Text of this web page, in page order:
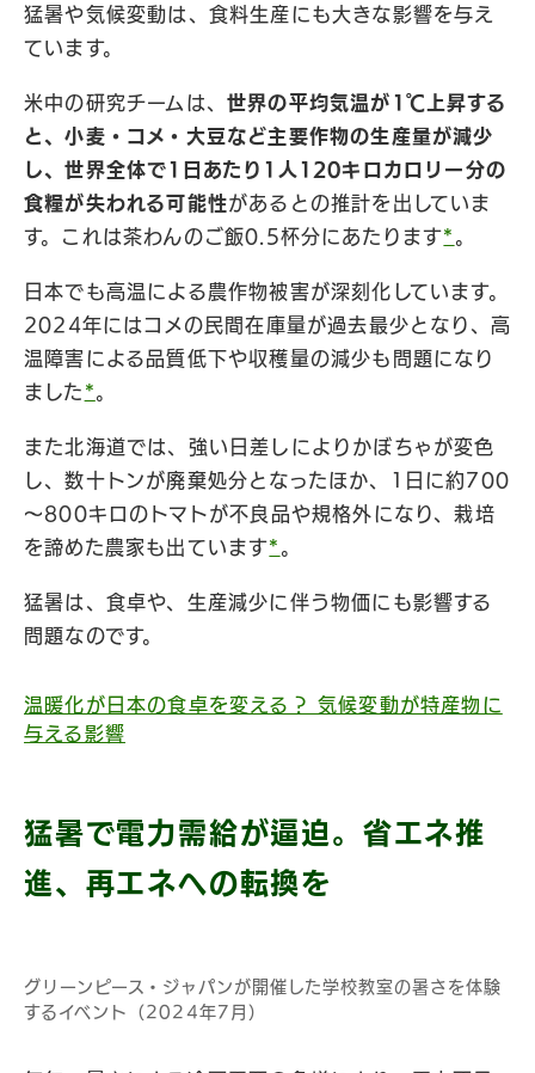
猛暑や気候変動は、食料生産にも大きな影響を与え
ています。
米中の研究チームは、 世界の平均気温が1℃上昇する
と、小麦・コメ・大豆など主要作物の生産量が減少
し、世界全体で1日あたり1人120キロカロリー分の
食糧が失われる可能性があるとの推計を出していま
す。これは茶わんのご飯0.5杯分にあたります* 。
日本でも高温による農作物被害が深刻化しています。
2024年にはコメの民間在庫量が過去最少となり、高
温障害による品質低下や収穫量の減少も問題になり
ました *。
また北海道では、強い日差しによりかぼちゃが変色
し、数十トンが廃棄処分となったほか、1日に約700
～800キロのトマトが不良品や規格外になり、栽培
を諦めた農家も出ています* 。
猛暑は、食卓や、生産減少に伴う物価にも影響する
問題なのです。
温暖化が日本の食卓を変える？ 気候変動が特産物に
与える影響
猛暑で電力需給が逼迫。省エネ推
進、再エネへの転換を
グリーンピース・ジャパンが開催した学校教室の暑さを体験
するイベント（2024年7月）